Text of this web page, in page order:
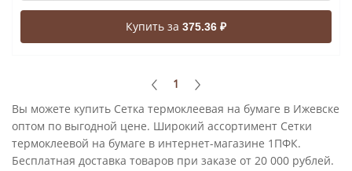
Купить за 375.36 ₽
1
Вы можете купить Сетка термоклеевая на бумаге в Ижевске
оптом по выгодной цене. Широкий ассортимент Сетки
термоклеевой на бумаге в интернет-магазине 1ПФК.
Бесплатная доставка товаров при заказе от 20 000 рублей.